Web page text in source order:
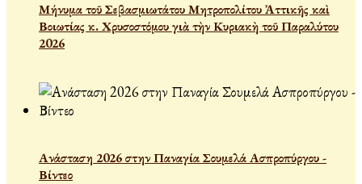
Μήνυμα τοῦ Σεβασμιωτάτου Μητροπολίτου Ἀττικῆς καὶ
Βοιωτίας κ. Χρυσοστόμου γιὰ τὴν Κυριακὴ τοῦ Παραλύτου
2026
Ανάσταση 2026 στην Παναγία Σουμελά Ασπροπύργου -
Βίντεο